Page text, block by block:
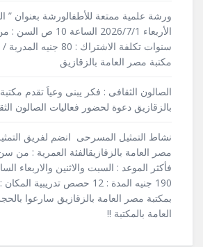
ورشة علمية ممتعة للأطفالورشة بعنوان ”
سنوات تكلفة الاشتراك :
مكتبة مصر العامة بالزقازيق
الصالون الثقافى : فكر يبنى وعياَ تقدم
بالزقازيق دعوة لحضور فعاليات الصالون
نشاط التمثيل المسرحى انضم لفريق
190 جنيه المدة : 12 حصص
بمكتبة مصر العامة بالزقازيق سارعوا
العامة بالمكتبة !!